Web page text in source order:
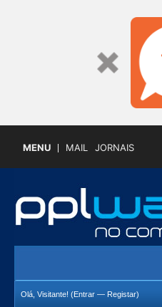
MENU MAIL JORNAIS
Olá, Visitante! (Entrar — Registar)